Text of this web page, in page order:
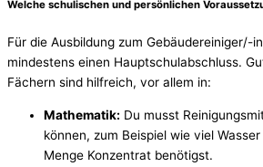
Welche schulischen und persönlichen
Für die Ausbildung zum Gebäudereiniger/-
mindestens einen Hauptschulabschluss.
Fächern sind hilfreich, vor allem in:
Mathematik: Du musst
können, zum Beispiel wie viel
Menge Konzentrat benötigst.